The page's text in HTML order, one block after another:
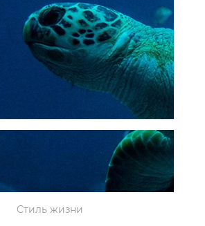
Стиль жизни